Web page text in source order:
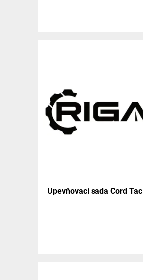
Upevňovací sada Cord